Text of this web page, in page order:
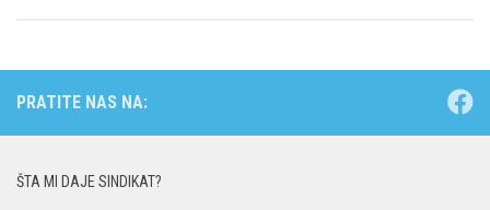
PRATITE NAS NA:
ŠTA MI DAJE SINDIKAT?